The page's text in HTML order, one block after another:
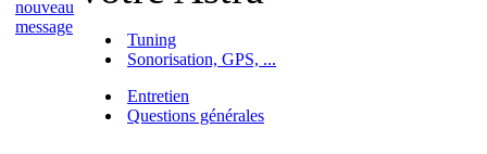
Tuning
Sonorisation, GPS, ...
Entretien
Questions générales